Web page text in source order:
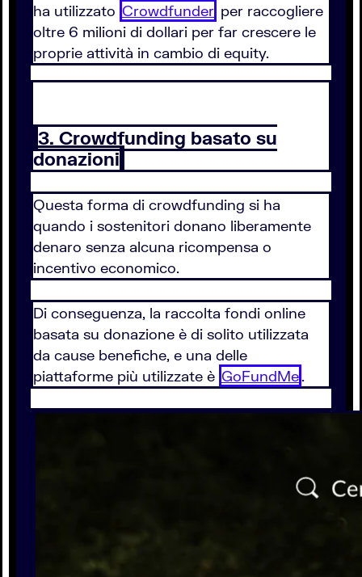
ha utilizzato Crowdfunder per raccogliere
oltre 6 milioni di dollari per far crescere le
proprie attività in cambio di equity.
3. Crowdfunding basato su
donazioni
Questa forma di crowdfunding si ha
quando i sostenitori donano liberamente
denaro senza alcuna ricompensa o
incentivo economico.
Di conseguenza, la raccolta fondi online
basata su donazione è di solito utilizzata
da cause benefiche, e una delle
piattaforme più utilizzate è GoFundMe.